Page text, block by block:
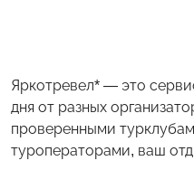
Яркотревел* — это
дня от разных
проверенными
туроператорами, ваш